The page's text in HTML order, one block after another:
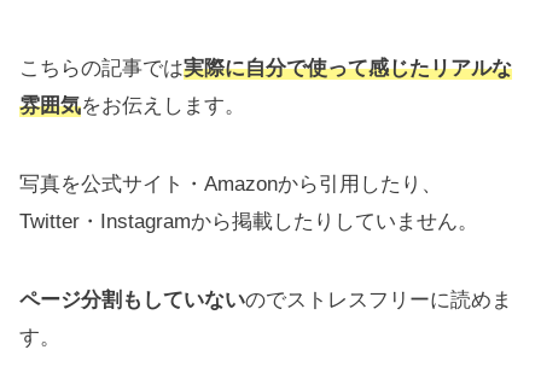
こちらの記事では実際に自分で使って感じたリアルな
雰囲気をお伝えします。
写真を公式サイト・Amazonから引用したり、
Twitter・Instagramから掲載したりしていません。
ページ分割もしていないのでストレスフリーに読めま
す。